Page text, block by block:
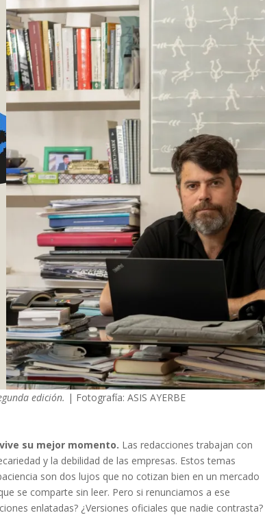
edición. | Fotografía: ASIS AYERBE
su mejor momento. Las redacciones trabajan con
y la debilidad de las empresas. Estos temas
son dos lujos que no cotizan bien en un mercado
se comparte sin leer. Pero si renunciamos a ese
enlatadas? ¿Versiones oficiales que nadie contrasta?